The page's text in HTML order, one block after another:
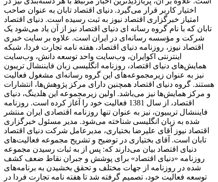
اختیار کاربر قرار می‌گیرد. دنیای اقتصاد تابان به عنوان صاحب
امتیاز خبرگزاری اقتصاد نیوز به ثبت رسیده است. دنیای اقتصاد
تابان که با نام گروه رسانه ای دنیای اقتصاد نیز از آن یاد می‌شود یک
شرکت و مؤسسه رسانه‌ای در ایران است. علاوه بر سایت خبری
اقتصاد نیوز، روزنامه دنیای اقتصاد، هفته ‌نامه تجارت فردا، شبکه
اینترنتی اکوایران، وب‌سایت واحد توسعه دانش، وب‌سایت
همایش‌های دنیای اقتصاد، روزنامه انگلیسی ‌زبان فایننشال تریبون
نیز به عنوان زیرمجموعه‌های این گروه رسانه‌ای مشغول فعالیت
هستند. گروه دنیای اقتصاد همچنین دارای مرکز پژوهش‌ها، انتشارات
و مرکز همایش‌ها نیز می‌باشد. اولین زیرمجموعه این هلدینگ، دنیای
اقتصاد، از سال 1381 فعالیت خود را آغاز کرده است. روزنامه
فایننشال تریبیون، نیز به عنوان تنها روزنامه اقتصادی ایران منتشر
شده به زبان انگلیسی شناخته می‌شود. مدیر مسئول خبرگزاری
اقتصاد نیوز آقای علیرضا بختیاری، مدیرعامل شرکت دنیای اقتصاد
تابان است. آقای بختیاری در توضیح و تشریح مجموعه فعالیت‌های
دنیای اقتصاد بیان می‌دارند که: پس از به ثبات رسیدن مجموعه
روزنامه «دنیای اقتصاد» برای پوشش و جبران نقاط ضعف کشف
شده در روزنامه از جهات مختلف و تحقق بخشیدن به برنامه‌های
توسعه فعالیت خود، تصمیم گرفته شد تا هفته نامه تجارت فردا در